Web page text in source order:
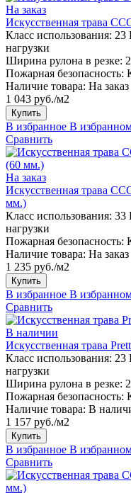
На заказ
Искусственная трава
Класс использования: 23
нагрузки
Ширина рулона в резке:
Пожарная безопасность:
Наличие товара: На заказ
1 043 руб./м2
Купить
В избранное В
Сравнить
На заказ
Искусственная трава
мм.)
Класс использования: 33
нагрузки
Пожарная безопасность:
Наличие товара: На заказ
1 235 руб./м2
Купить
В избранное В
Сравнить
В наличии
Искусственная трава
Класс использования: 23
нагрузки
Ширина рулона в резке:
Пожарная безопасность:
Наличие товара: В
1 157 руб./м2
Купить
В избранное В
Сравнить